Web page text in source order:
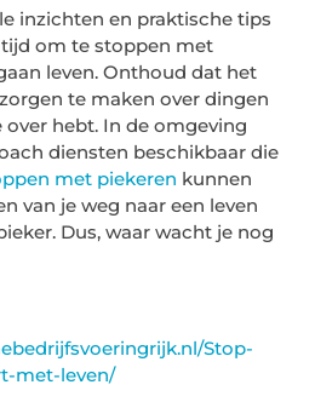
inzichten en praktische tips
om te stoppen met
leven. Onthoud dat het
te maken over dingen
hebt. In de omgeving
diensten beschikbaar die
met piekeren kunnen
van je weg naar een leven
Dus, waar wacht je nog
Stop-
met-leven/